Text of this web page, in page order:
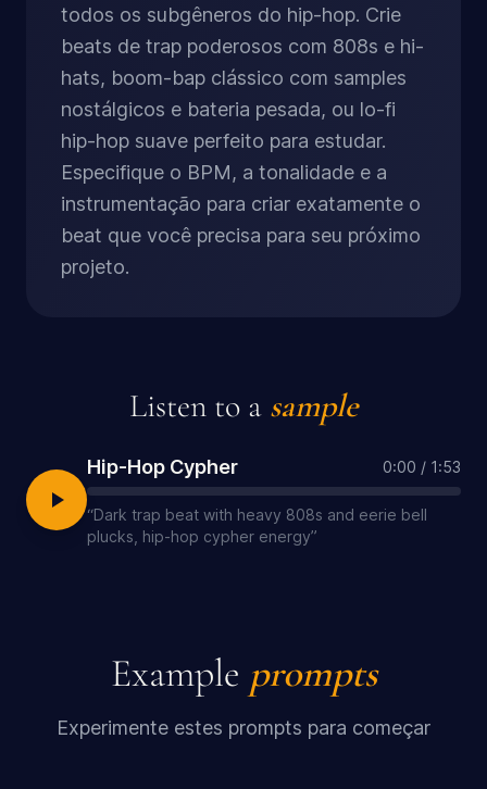
todos os subgêneros do hip-hop. Crie
beats de trap poderosos com 808s e hi-
hats, boom-bap clássico com samples
nostálgicos e bateria pesada, ou lo-fi
hip-hop suave perfeito para estudar.
Especifique o BPM, a tonalidade e a
instrumentação para criar exatamente o
beat que você precisa para seu próximo
projeto.
Listen to a sample
Hip-Hop Cypher 0:00 / 1:53
“Dark trap beat with heavy 808s and eerie bell
plucks, hip-hop cypher energy”
Example prompts
Experimente estes prompts para começar